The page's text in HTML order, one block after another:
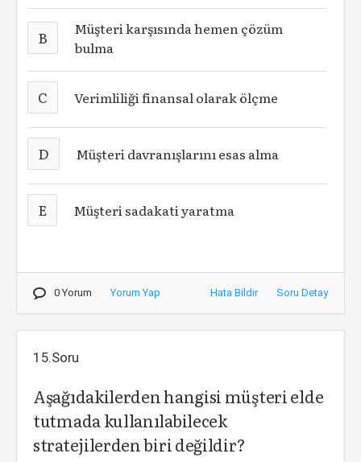
B
Müşteri karşısında hemen çözüm
bulma
C Verimliliği finansal olarak ölçme
D Müşteri davranışlarını esas alma
E Müşteri sadakati yaratma
0 Yorum Yorum Yap Hata Bildir Soru Detay
15.Soru
Aşağıdakilerden hangisi müşteri elde
tutmada kullanılabilecek
stratejilerden biri değildir?